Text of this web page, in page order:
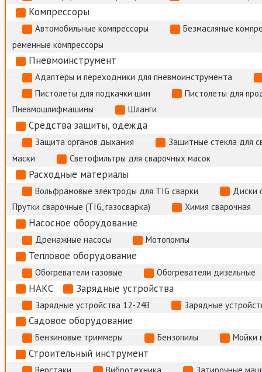
Компрессоры
Автомобильные компрессоры
Безмасляные
ременные компрессоры
Пневмоинструмент
Адаптеры и переходники для пневмоинструмента
Пистолеты для подкачки шин
Пистолеты для
Пневмошлифмашины
Шланги
Средства защиты, одежда
Защита органов дыхания
Защитные стекла для
маски
Светофильтры для сварочных масок
Расходные материалы
Вольфрамовые электроды для TIG сварки
Диски
Прутки сварочные (TIG, газосварка)
Химия сварочная
Насосное оборудование
Дренажные насосы Мотопомпы
Тепловое оборудование
Обогреватели газовые Обогреватели дизельные
НАКС Зарядные устройства
Зарядные устройства 12-24В Зарядные
Садовое оборудование
Бензиновые триммеры Бензопилы Мойки
Строительный инструмент